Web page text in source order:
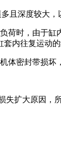
且深度较大，
荷时，由于
内往复运动
体密封带损坏
扩大原因，